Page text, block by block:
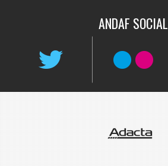
ANDAF SOCIAL